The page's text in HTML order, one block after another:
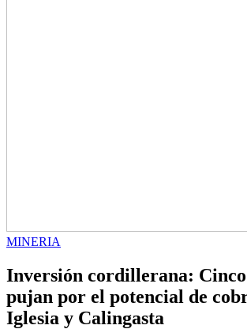
MINERIA
Inversión cordillerana: Cinco
pujan por el potencial de
Iglesia y Calingasta